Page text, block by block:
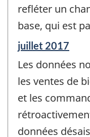
refléter un
base, qui est
Période
référence
de
-
juillet 2017
Les données
les ventes de
et les
données